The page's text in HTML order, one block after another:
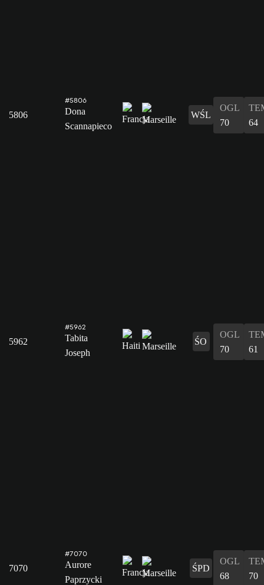
5806
#5806
Dona
Scannapieco
WŚL
OGL
70
64
5962
#5962
Tabita
Joseph
ŚO
OGL
70
61
7070
#7070
Aurore
Paprzycki
ŚPD
OGL
68
70